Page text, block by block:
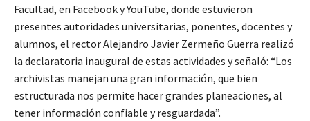
Facultad, en Facebook y YouTube, donde estuvieron
presentes autoridades universitarias, ponentes, docentes y
alumnos, el rector Alejandro Javier Zermeño Guerra realizó
la declaratoria inaugural de estas actividades y señaló: “Los
archivistas manejan una gran información, que bien
estructurada nos permite hacer grandes planeaciones, al
tener información confiable y resguardada”.